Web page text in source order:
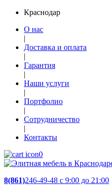
Краснодар
О нас
|
Доставка и оплата
|
Гарантия
|
Наши услуги
|
Портфолио
|
Сотрудничество
|
Контакты
0
8(861)246-49-48 c 9:00 до 21:00